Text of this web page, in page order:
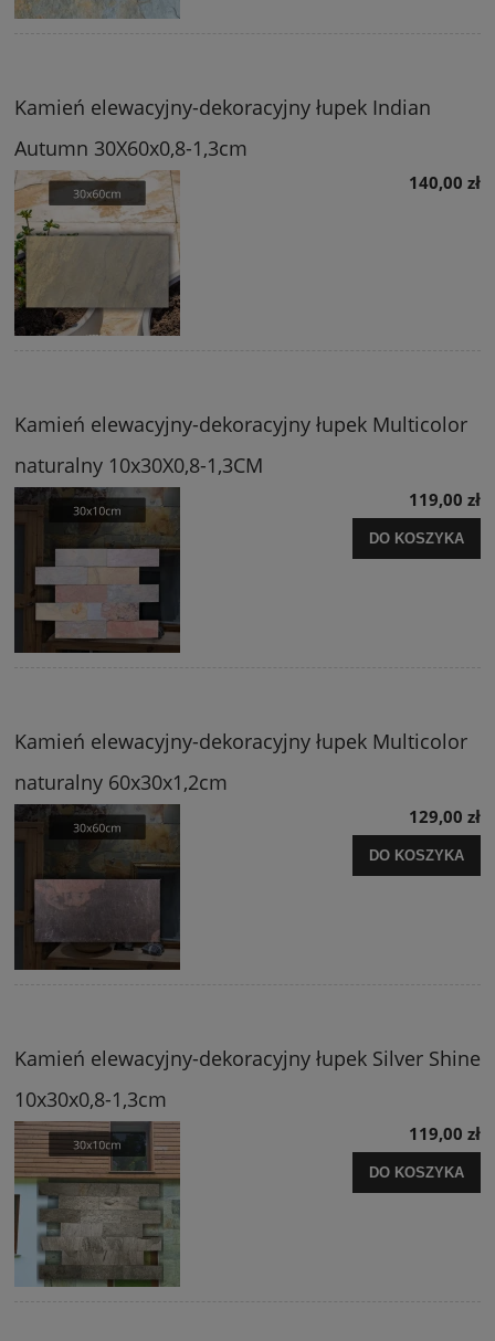
Kamień elewacyjny-dekoracyjny łupek Indian
Autumn 30X60x0,8-1,3cm
140,00 zł
Kamień elewacyjny-dekoracyjny łupek Multicolor
naturalny 10x30X0,8-1,3CM
119,00 zł
DO KOSZYKA
Kamień elewacyjny-dekoracyjny łupek Multicolor
naturalny 60x30x1,2cm
129,00 zł
DO KOSZYKA
Kamień elewacyjny-dekoracyjny łupek Silver Shine
10x30x0,8-1,3cm
119,00 zł
DO KOSZYKA